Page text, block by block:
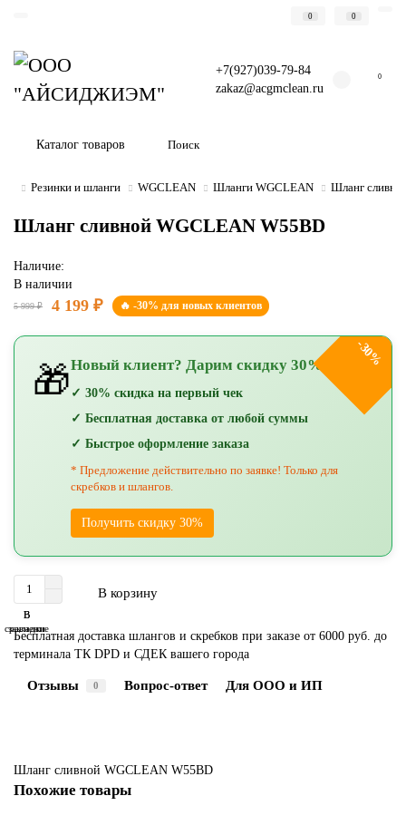
0 0
+7(927)039-79-84
zakaz@acgmclean.ru
0
Каталог товаров
Резинки и шланги WGCLEAN Шланги WGCLEAN Шланг
Шланг сливной WGCLEAN W55BD
Наличие:
В наличии
5 999 ₽ 4 199 ₽ 🔥 -30% для новых клиентов
-30%
🎁Новый клиент? Дарим скидку 30%!
✓ 30% скидка на первый чек
✓ Бесплатная доставка от любой суммы
✓ Быстрое оформление заказа
* Предложение действительно по заявке! Только для
скребков и шлангов.
Получить скидку 30%
В корзину
В
закладки
В
сравнение
Бесплатная доставка шлангов и скребков при заказе от 6000 руб. до
терминала ТК DPD и СДЕК вашего города
Отзывы 0 Вопрос-ответ Для ООО и ИП
Шланг сливной WGCLEAN W55BD
Похожие товары